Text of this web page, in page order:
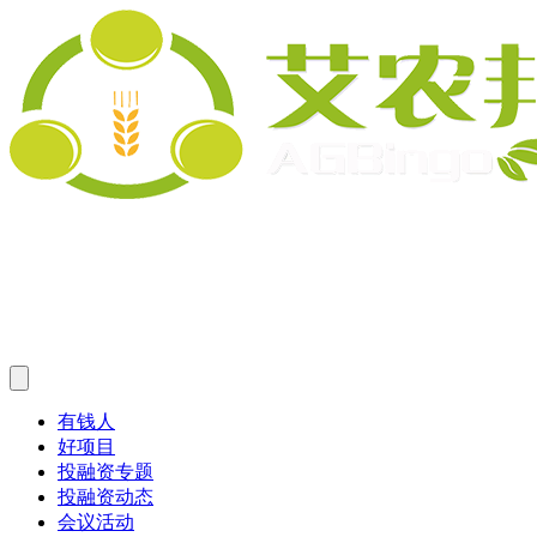
有钱人
好项目
投融资专题
投融资动态
会议活动